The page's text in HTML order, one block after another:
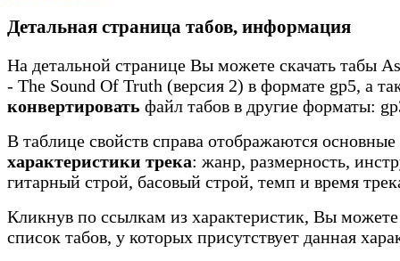
Детальная страница табов, информация
На детальной странице Вы можете скачать табы
- The Sound Of Truth (версия 2) в формате gp5, а
конвертировать файл табов в другие форматы:
В таблице свойств справа отображаются основные
характеристики трека: жанр, размерность,
гитарный строй, басовый строй, темп и время
Кликнув по ссылкам из характеристик, Вы
список табов, у которых присутствует данная